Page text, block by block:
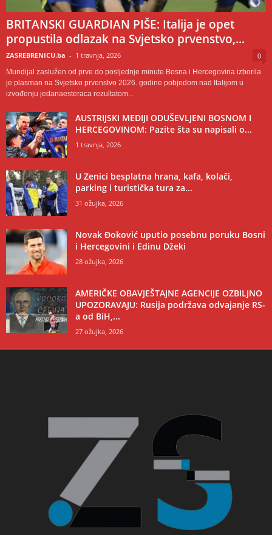
BRITANSKI GUARDIAN PIŠE: Italija je opet
propustila odlazak na Svjetsko prvenstvo,...
ZASREBRENICU.ba - 1 travnja, 2026 0
Mundijal zaslužen od prve do posljednje minute Bosna i Hercegovina izborila
je plasman na Svjetsko prvenstvo 2026. godine pobjedom nad Italijom u
izvođenju jedanaesteraca rezultatom...
AUSTRIJSKI MEDIJI ODUŠEVLJENI BOSNOM I
HERCEGOVINOM: Pazite šta su napisali o...
1 travnja, 2026
U Zenici besplatna hrana, kafa, kolači,
parking i turistička tura za...
31 ožujka, 2026
Novak Đoković uputio posebnu poruku Bosni
i Hercegovini i Edinu Džeki
28 ožujka, 2026
AMERIČKE OBAVJEŠTAJNE AGENCIJE OZBILJNO
UPOZORAVAJU: Rusija podržava odvajanje RS-
a od BiH,...
27 ožujka, 2026